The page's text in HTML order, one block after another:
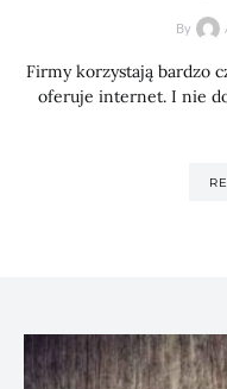
By
Firmy korzystają bardzo
oferuje internet. I nie